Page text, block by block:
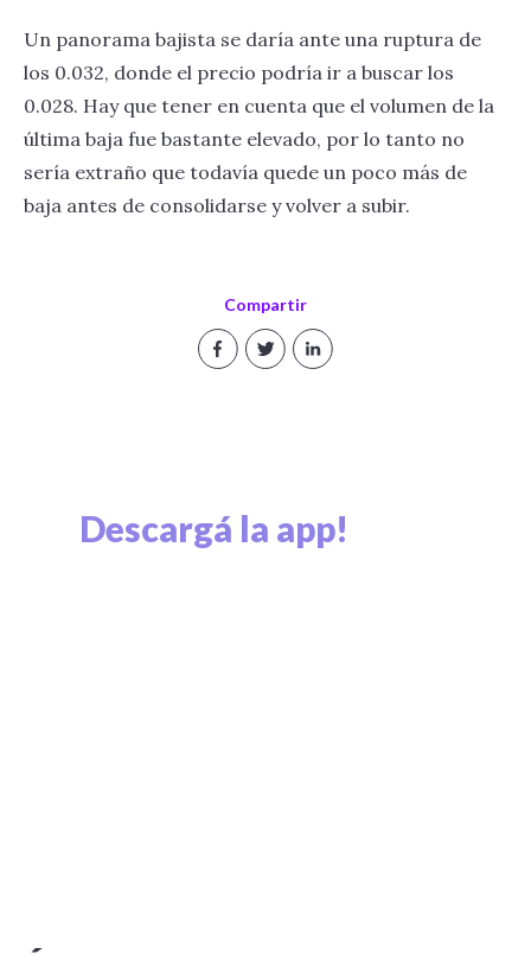
Compartir
Un panorama bajista se daría ante una ruptura de
los 0.032, donde el precio podría ir a buscar los
0.028. Hay que tener en cuenta que el volumen de la
última baja fue bastante elevado, por lo tanto no
sería extraño que todavía quede un poco más de
baja antes de consolidarse y volver a subir.
Descargá la app!